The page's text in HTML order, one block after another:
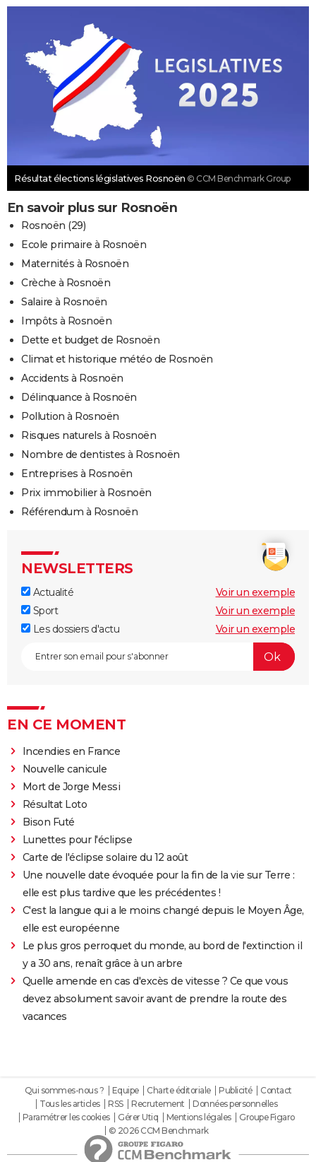
Résultat élections législatives Rosnoën © CCM Benchmark Group
En savoir plus sur Rosnoën
Rosnoën (29)
Ecole primaire à Rosnoën
Maternités à Rosnoën
Crèche à Rosnoën
Salaire à Rosnoën
Impôts à Rosnoën
Dette et budget de Rosnoën
Climat et historique météo de Rosnoën
Accidents à Rosnoën
Délinquance à Rosnoën
Pollution à Rosnoën
Risques naturels à Rosnoën
Nombre de dentistes à Rosnoën
Entreprises à Rosnoën
Prix immobilier à Rosnoën
Référendum à Rosnoën
NEWSLETTERS
Actualité
Voir un exemple
Sport
Voir un exemple
Les dossiers d'actu
Voir un exemple
EN CE MOMENT
Incendies en France
Nouvelle canicule
Mort de Jorge Messi
Résultat Loto
Bison Futé
Lunettes pour l'éclipse
Carte de l'éclipse solaire du 12 août
Une nouvelle date évoquée pour la fin de la vie sur Terre :
elle est plus tardive que les précédentes !
C'est la langue qui a le moins changé depuis le Moyen Âge,
elle est européenne
Le plus gros perroquet du monde, au bord de l'extinction il
y a 30 ans, renaît grâce à un arbre
Quelle amende en cas d'excès de vitesse ? Ce que vous
devez absolument savoir avant de prendre la route des
vacances
Qui sommes-nous ? Equipe Charte éditoriale Publicité
Contact
Tous les articles
RSS Recrutement
Données personnelles
Paramétrer les cookies
Gérer Utiq Mentions légales
Groupe Figaro
© 2026 CCM Benchmark